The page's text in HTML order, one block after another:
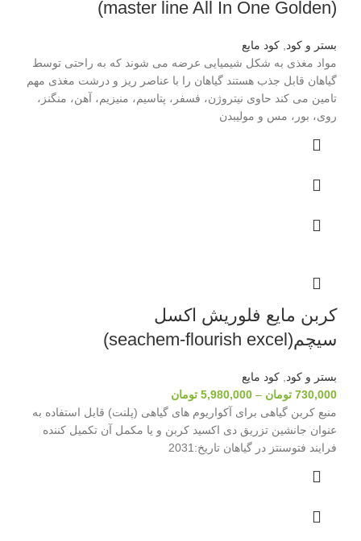
(master line All In One Golden)
بستر و کود
کود مایع
مواد مغذی به شکل شیمیایی عرضه می شوند که به راحتی توسط
گیاهان قابل جذب هستند گیاهان را با عناصر ریز و درشت مغذی مهم
تامین می کند حاوی نیتروژن، فسفر، پتاسیم، منیزیم، آهن، منگنز،
روی، بور، مس و مولیبدن
کربن مایع فلوریش اکسل
سیچم(seachem-flourish excel)
بستر و کود
کود مایع
730,000 تومان –
5,980,000 تومان
منبع کربن گیاهی برای آکواریوم های گیاهی (پلنت) قابل استفاده به
عنوان جانشین تزریق دی اکسید کربن و یا مکمل آن تکمیل کننده
فرایند فتوسنتز در گیاهان تاریخ:2031